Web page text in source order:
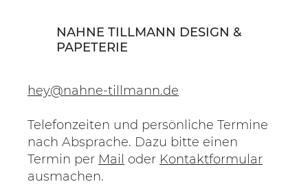
NAHNE TILLMANN DESIGN &
PAPETERIE
hey@nahne-tillmann.de
Telefonzeiten und persönliche Termine
nach Absprache. Dazu bitte einen
Termin per Mail oder Kontaktformular
ausmachen.